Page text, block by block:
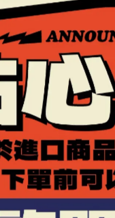
。
洲ECE安全認證
片。
除體表溼氣，保
騎乘時的安全性。
壓排氣，提升通風